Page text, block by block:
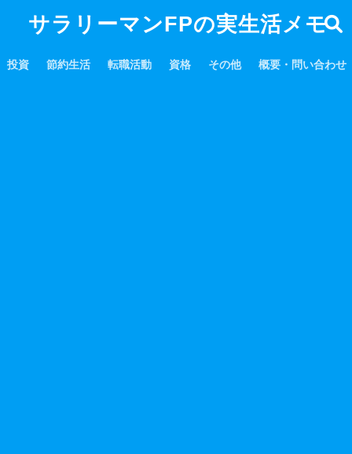
サラリーマンFPの実生活メモ
投資 節約生活 転職活動 資格 その他 概要・問い合わせ